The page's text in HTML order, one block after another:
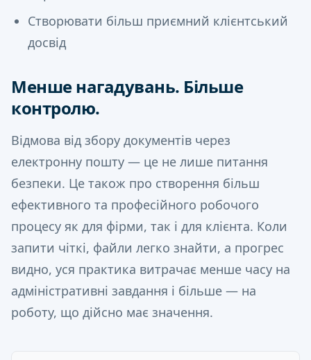
Створювати більш приємний клієнтський
досвід
Менше нагадувань. Більше
контролю.
Відмова від збору документів через
електронну пошту — це не лише питання
безпеки. Це також про створення більш
ефективного та професійного робочого
процесу як для фірми, так і для клієнта. Коли
запити чіткі, файли легко знайти, а прогрес
видно, уся практика витрачає менше часу на
адміністративні завдання і більше — на
роботу, що дійсно має значення.